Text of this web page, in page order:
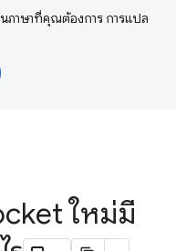
ภาษาที่คุณต้องการ การแปล
ใหม่มี